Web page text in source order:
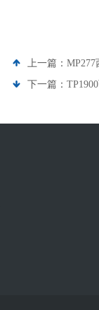
上一篇：
下一篇：